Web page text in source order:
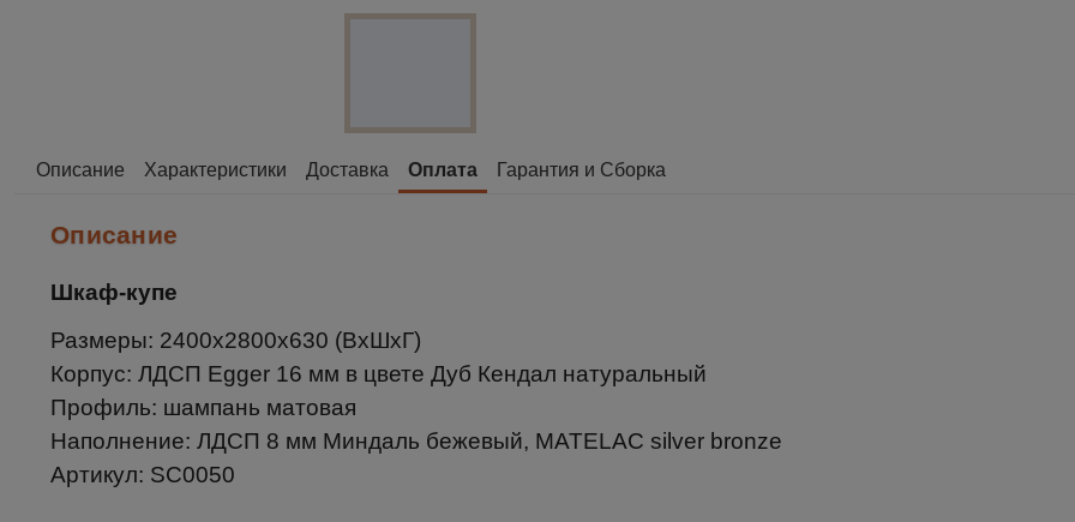
Описание Характеристики Доставка Оплата Гарантия и Сборка
Описание
Шкаф-купе
Размеры: 2400х2800х630 (ВхШхГ)
Корпус: ЛДСП Egger 16 мм в цвете Дуб Кендал натуральный
Профиль: шампань матовая
Наполнение: ЛДСП 8 мм Миндаль бежевый, MATELAC silver bronze
Артикул: SC0050